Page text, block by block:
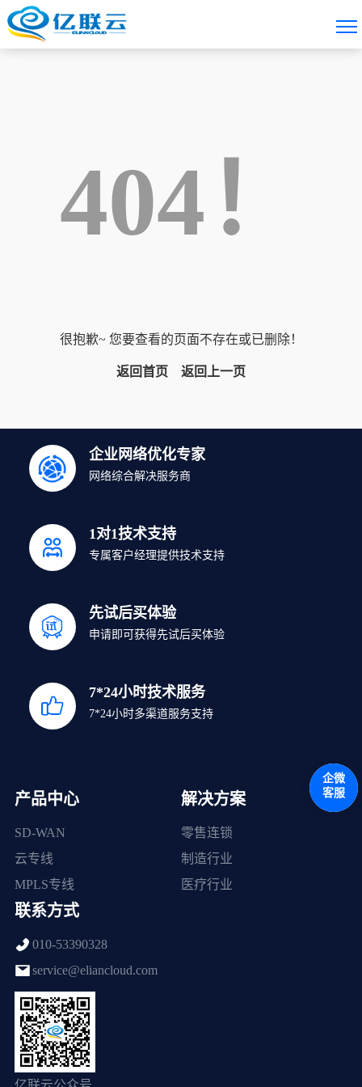
404！
很抱歉~ 您要查看的页面不存在或已删除！
返回首页 返回上一页
企业网络优化专家
网络综合解决服务商
1对1技术支持
专属客户经理提供技术支持
先试后买体验
申请即可获得先试后买体验
7*24小时技术服务
7*24小时多渠道服务支持
产品中心
SD-WAN
云专线
MPLS专线
解决方案
零售连锁
制造行业
医疗行业
联系方式
010-53390328
service@eliancloud.com
企微
客服